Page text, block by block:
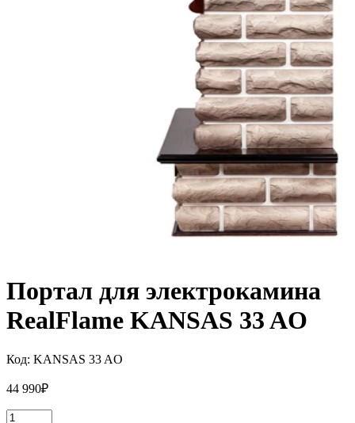
Портал для электрокамина
RealFlame KANSAS 33 AO
Код: KANSAS 33 AO
44 990₽